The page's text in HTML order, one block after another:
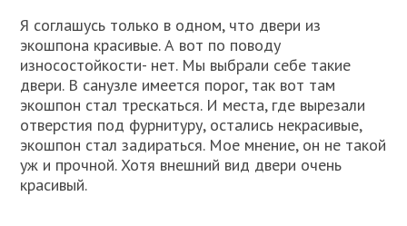
Я соглашусь только в одном, что двери из
экошпона красивые. А вот по поводу
износостойкости- нет. Мы выбрали себе такие
двери. В санузле имеется порог, так вот там
экошпон стал трескаться. И места, где вырезали
отверстия под фурнитуру, остались некрасивые,
экошпон стал задираться. Мое мнение, он не такой
уж и прочной. Хотя внешний вид двери очень
красивый.